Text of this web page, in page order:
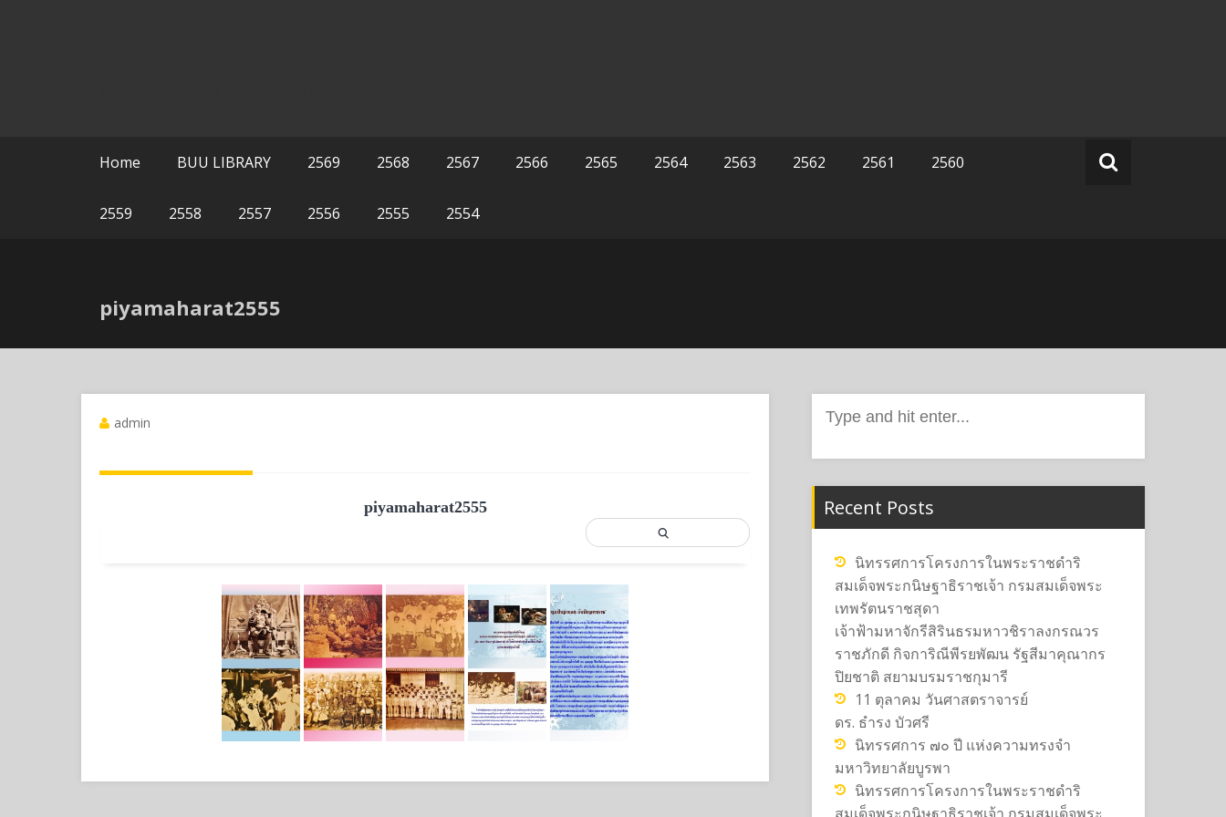
Home BUU LIBRARY 2569 2568 2567 2566 2565 2564 2563 2562 2561 2560
2559 2558 2557 2556 2555 2554
piyamaharat2555
admin
piyamaharat2555
for:
Recent Posts
นิทรรศการโครงการในพระราชดำริ
สมเด็จพระกนิษฐาธิราชเจ้า กรมสมเด็จพระ
เทพรัตนราชสุดา
เจ้าฟ้ามหาจักรีสิรินธรมหาวชิราลงกรณวร
ราชภักดี กิจการิณีพีรยพัฒน รัฐสีมาคุณากร
ปิยชาติ สยามบรมราชกุมารี
11 ตุลาคม วันศาสตราจารย์
ดร. ธำรง บัวศรี
นิทรรศการ ๗๐ ปี แห่งความทรงจำ
มหาวิทยาลัยบูรพา
นิทรรศการโครงการในพระราชดำริ